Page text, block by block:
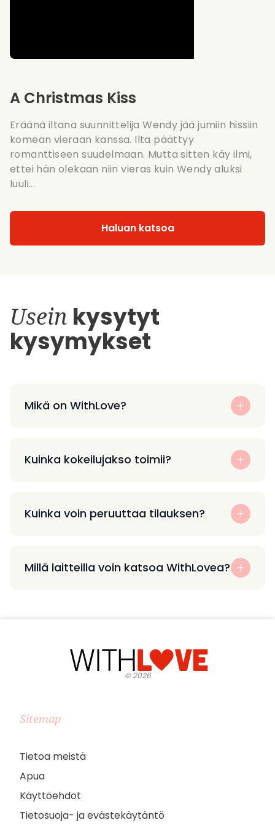
A Christmas Kiss
Eräänä iltana suunnittelija Wendy jää jumiin hissiin
komean vieraan kanssa. Ilta päättyy
romanttiseen suudelmaan. Mutta sitten käy ilmi,
ettei hän olekaan niin vieras kuin Wendy aluksi
luuli...
Haluan katsoa
Usein kysytyt
kysymykset
Mikä on WithLove?
Kuinka kokeilujakso toimii?
Kuinka voin peruuttaa tilauksen?
Millä laitteilla voin katsoa WithLovea?
©2026
Sitemap
Tietoa meistä
Apua
Käyttöehdot
Tietosuoja- ja evästekäytäntö